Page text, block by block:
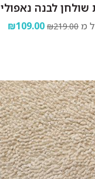
לבנה נאפולי
מ ₪219.00
₪109.00